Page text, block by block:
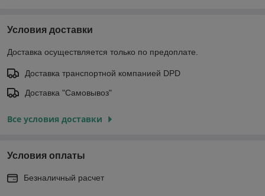
Условия доставки
Доставка осуществляется только по предоплате.
Доставка транспортной компанией DPD
Доставка "Самовывоз"
Все условия доставки
Условия оплаты
Безналичный расчет